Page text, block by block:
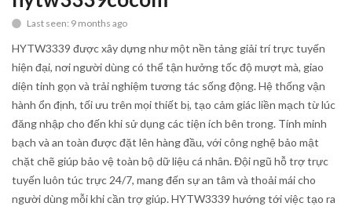
Lifestyle
Gallery
Blog
Trending
Fashion
Last seen: 9 months ago
HYTW3339 được xây dựng như một nền tảng giải trí trực tuyến
hiện đại, nơi người dùng có thể tận hưởng tốc độ mượt mà, giao
diện tinh gọn và trải nghiệm tương tác sống động. Hệ thống vận
hành ổn định, tối ưu trên mọi thiết bị, tạo cảm giác liền mạch từ lúc
đăng nhập cho đến khi sử dụng các tiện ích bên trong. Tính minh
bạch và an toàn được đặt lên hàng đầu, với công nghệ bảo mật
chặt chẽ giúp bảo vệ toàn bộ dữ liệu cá nhân. Đội ngũ hỗ trợ trực
tuyến luôn túc trực 24/7, mang đến sự an tâm và thoải mái cho
người dùng mỗi khi cần trợ giúp. HYTW3339 hướng tới việc tạo ra